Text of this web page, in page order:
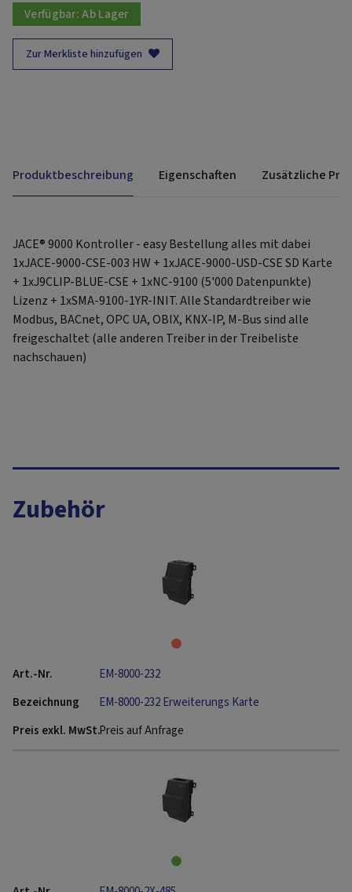
Verfügbar:Ab Lager
Zur Merkliste hinzufügen
Produktbeschreibung Eigenschaften Zusätzliche
JACE® 9000 Kontroller - easy Bestellung alles mit dabei
1xJACE-9000-CSE-003 HW + 1xJACE-9000-USD-CSE SD Karte
+ 1xJ9CLIP-BLUE-CSE + 1xNC-9100 (5'000 Datenpunkte)
Lizenz + 1xSMA-9100-1YR-INIT. Alle Standardtreiber wie
Modbus, BACnet, OPC UA, OBIX, KNX-IP, M-Bus sind alle
freigeschaltet (alle anderen Treiber in der Treibeliste
nachschauen)
Zubehör
EM-8000-232
EM-8000-232 Erweiterungs Karte
Preis auf Anfrage